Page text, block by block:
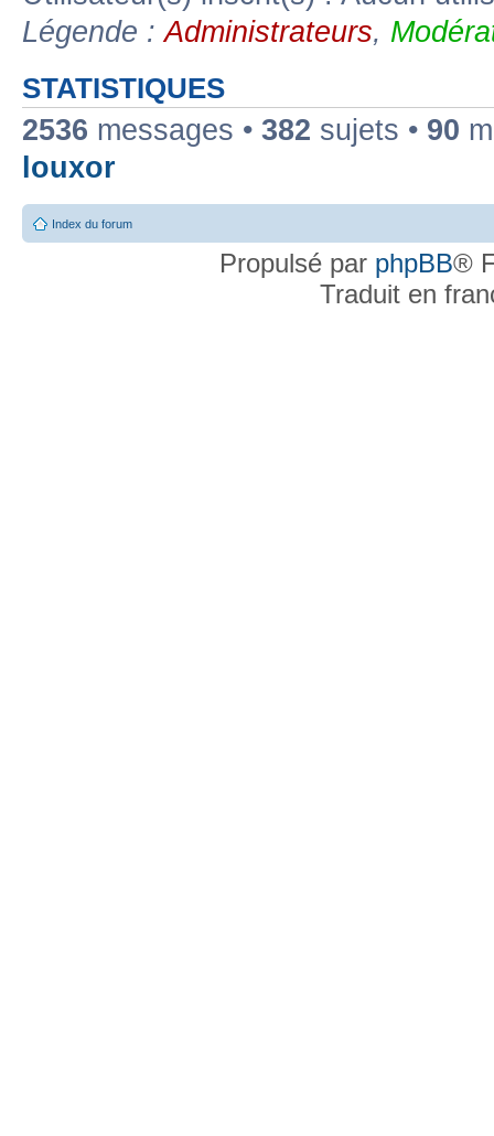
Légende :Administrateurs,
STATISTIQUES
2536 messages • 382 sujets • 90
louxor
Index du forum
Propulsé par phpBB®
Traduit en